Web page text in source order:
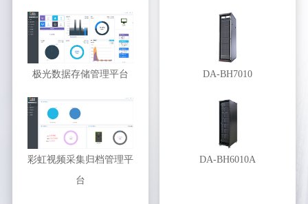
极光数据存储管理平台
彩虹视频采集归档管理平
台
DA-BH7010
DA-BH6010A